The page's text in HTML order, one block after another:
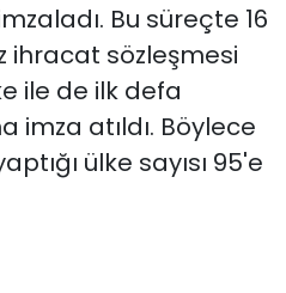
Bu süreçte 16
ihracat sözleşmesi
ile de ilk defa
imza atıldı. Böylece
ülke sayısı 95'e